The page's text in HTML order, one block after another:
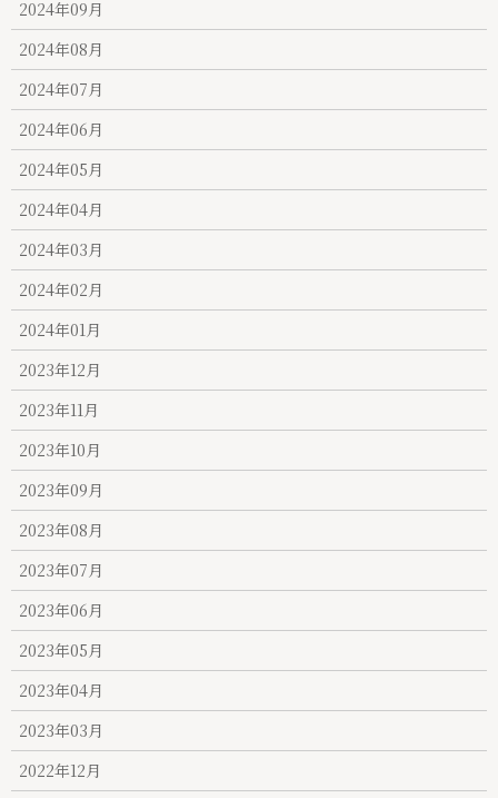
2024年09月
2024年08月
2024年07月
2024年06月
2024年05月
2024年04月
2024年03月
2024年02月
2024年01月
2023年12月
2023年11月
2023年10月
2023年09月
2023年08月
2023年07月
2023年06月
2023年05月
2023年04月
2023年03月
2022年12月